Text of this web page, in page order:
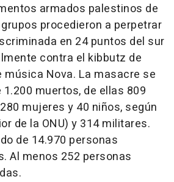
armados palestinos de
procedieron a perpetrar
en 24 puntos del sur
contra el kibbutz de
música Nova. La masacre se
muertos, de ellas 809
mujeres y 40 niños, según
de la ONU) y 314 militares.
de 14.970 personas
Al menos 252 personas